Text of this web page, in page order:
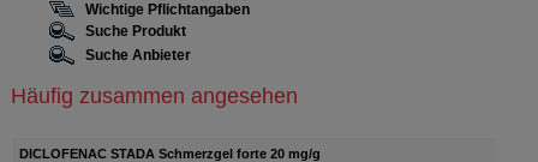
Wichtige Pflichtangaben
Suche Produkt
Suche Anbieter
Häufig zusammen angesehen
DICLOFENAC STADA Schmerzgel forte 20 mg/g